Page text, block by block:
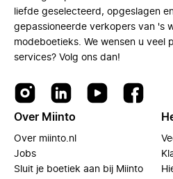
liefde geselecteerd, opgeslagen
gepassioneerde verkopers van 's
modeboetieks. We wensen u veel
services? Volg ons dan!
Over Miinto
Over miinto.nl
Jobs
Sluit je boetiek aan bij Miinto